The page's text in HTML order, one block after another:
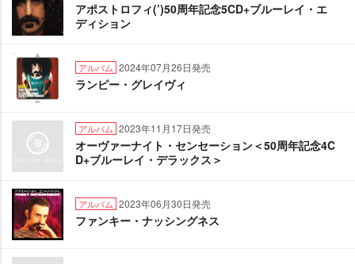
アポストロフィ(’)50周年記念5CD+ブルーレイ・エ
ディション
アルバム 2024年07月26日発売
ランピー・グレイヴィ
アルバム 2023年11月17日発売
オーヴァーナイト・センセーション＜50周年記念4C
D+ブルーレイ・デラックス＞
アルバム 2023年06月30日発売
ファンキー・ナッシングネス